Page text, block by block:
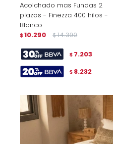
Acolchado mas Fundas 2
plazas - Finezza 400 hilos -
Blanco
$ 10.290 $ 14.390
$ 7.203
$ 8.232